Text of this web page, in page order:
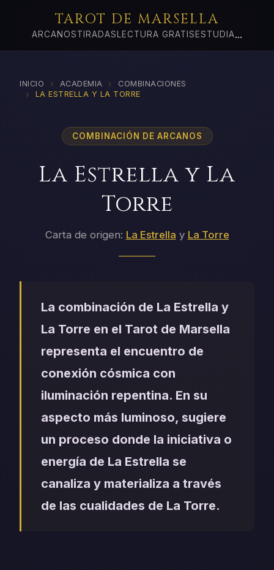
TAROT DE MARSELLA
ARCANOSTIRADAS LECTURA GRATIS ESTUDIA...
INICIO › ACADEMIA › COMBINACIONES
› LA ESTRELLA Y LA TORRE
COMBINACIÓN DE ARCANOS
La Estrella y La
Torre
Carta de origen: La Estrella y La Torre
La combinación de La Estrella y
La Torre en el Tarot de Marsella
representa el encuentro de
conexión cósmica con
iluminación repentina. En su
aspecto más luminoso, sugiere
un proceso donde la iniciativa o
energía de La Estrella se
canaliza y materializa a través
de las cualidades de La Torre.